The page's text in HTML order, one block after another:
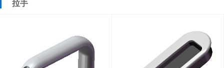
拉手